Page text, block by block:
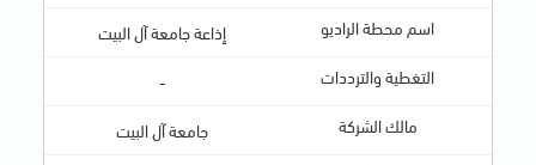
إذاعة جامعة آل البيت
-
جامعة آل البيت